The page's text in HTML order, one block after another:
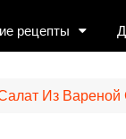
рецепты
Из